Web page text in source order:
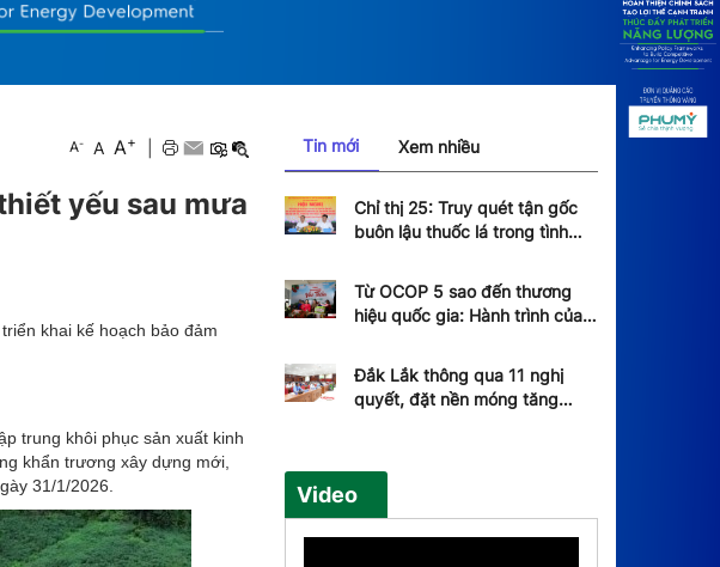
A- A A+
yếu sau mưa
khai kế hoạch bảo đảm
trung khôi phục sản xuất kinh
khẩn trương xây dựng mới,
31/1/2026.
Tin mới Xem nhiều
Chỉ thị 25: Truy quét tận gốc
buôn lậu thuốc lá trong tình
Từ OCOP 5 sao đến thương
hiệu quốc gia: Hành trình của
Đắk Lắk thông qua 11 nghị
quyết, đặt nền móng tăng
Video